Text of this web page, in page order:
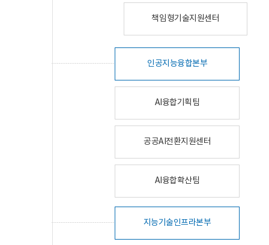
책임형기술지원센터
인공지능융합본부
AI융합기획팀
공공AI전환지원센터
AI융합확산팀
지능기술인프라본부